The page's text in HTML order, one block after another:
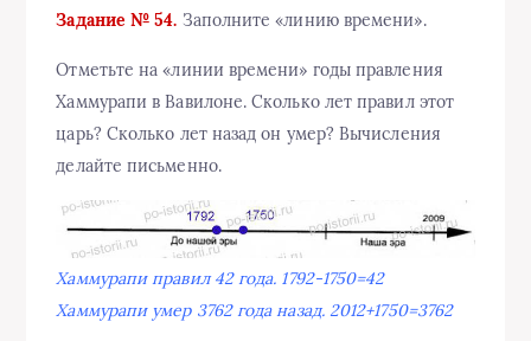
Задание № 54. Заполните «линию времени».
Отметьте на «линии времени» годы правления
Хаммурапи в Вавилоне. Сколько лет правил этот
царь? Сколько лет назад он умер? Вычисления
делайте письменно.
Хаммурапи правил 42 года. 1792-1750=42
Хаммурапи умер 3762 года назад. 2012+1750=3762